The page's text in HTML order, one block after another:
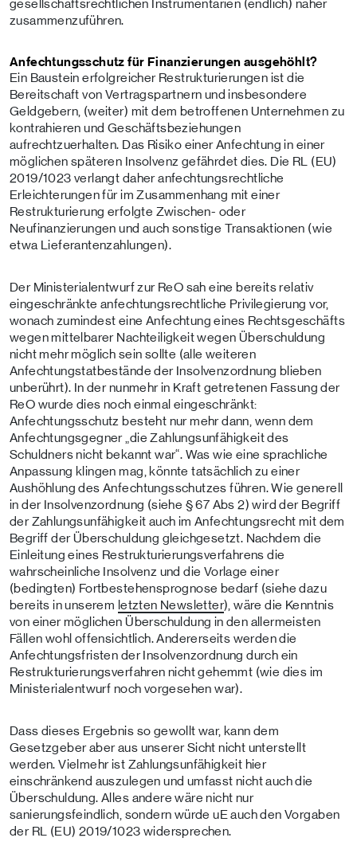
gesellschaftsrechtlichen Instrumentarien (endlich) näher
zusammenzuführen.
Anfechtungsschutz für Finanzierungen ausgehöhlt?
Ein Baustein erfolgreicher Restrukturierungen ist die
Bereitschaft von Vertragspartnern und insbesondere
Geldgebern, (weiter) mit dem betroffenen Unternehmen zu
kontrahieren und Geschäftsbeziehungen
aufrechtzuerhalten. Das Risiko einer Anfechtung in einer
möglichen späteren Insolvenz gefährdet dies. Die RL (EU)
2019/1023 verlangt daher anfechtungsrechtliche
Erleichterungen für im Zusammenhang mit einer
Restrukturierung erfolgte Zwischen- oder
Neufinanzierungen und auch sonstige Transaktionen (wie
etwa Lieferantenzahlungen).
Der Ministerialentwurf zur ReO sah eine bereits relativ
eingeschränkte anfechtungsrechtliche Privilegierung vor,
wonach zumindest eine Anfechtung eines Rechtsgeschäfts
wegen mittelbarer Nachteiligkeit wegen Überschuldung
nicht mehr möglich sein sollte (alle weiteren
Anfechtungstatbestände der Insolvenzordnung blieben
unberührt). In der nunmehr in Kraft getretenen Fassung der
ReO wurde dies noch einmal eingeschränkt:
Anfechtungsschutz besteht nur mehr dann, wenn dem
Anfechtungsgegner „die Zahlungsunfähigkeit des
Schuldners nicht bekannt war“. Was wie eine sprachliche
Anpassung klingen mag, könnte tatsächlich zu einer
Aushöhlung des Anfechtungsschutzes führen. Wie generell
in der Insolvenzordnung (siehe § 67 Abs 2) wird der Begriff
der Zahlungsunfähigkeit auch im Anfechtungsrecht mit dem
Begriff der Überschuldung gleichgesetzt. Nachdem die
Einleitung eines Restrukturierungsverfahrens die
wahrscheinliche Insolvenz und die Vorlage einer
(bedingten) Fortbestehensprognose bedarf (siehe dazu
bereits in unserem letzten Newsletter), wäre die Kenntnis
von einer möglichen Überschuldung in den allermeisten
Fällen wohl offensichtlich. Andererseits werden die
Anfechtungsfristen der Insolvenzordnung durch ein
Restrukturierungsverfahren nicht gehemmt (wie dies im
Ministerialentwurf noch vorgesehen war).
Dass dieses Ergebnis so gewollt war, kann dem
Gesetzgeber aber aus unserer Sicht nicht unterstellt
werden. Vielmehr ist Zahlungsunfähigkeit hier
einschränkend auszulegen und umfasst nicht auch die
Überschuldung. Alles andere wäre nicht nur
sanierungsfeindlich, sondern würde uE auch den Vorgaben
der RL (EU) 2019/1023 widersprechen.